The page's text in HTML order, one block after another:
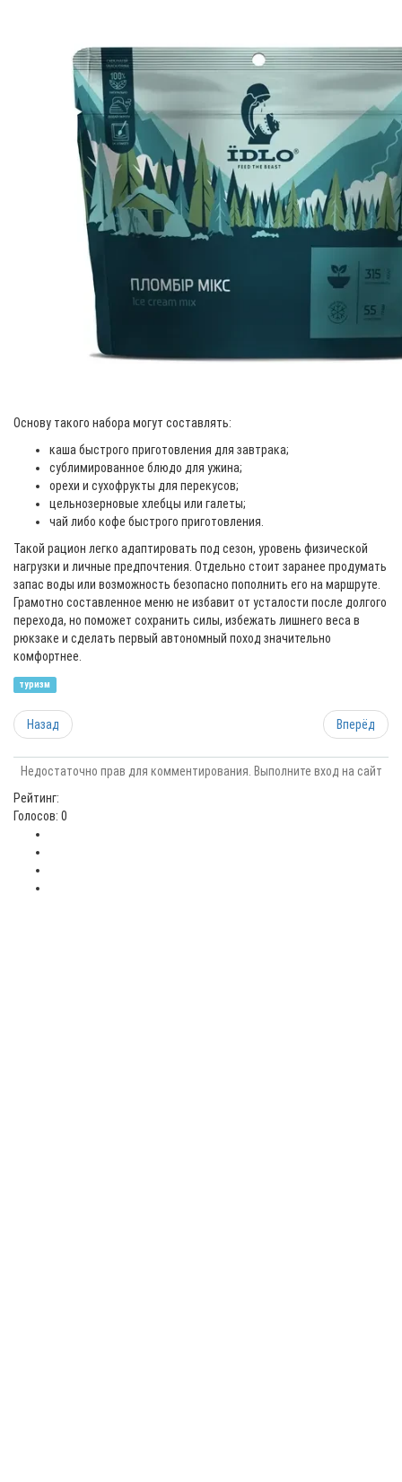
Основу такого набора могут составлять:
каша быстрого приготовления для завтрака;
сублимированное блюдо для ужина;
орехи и сухофрукты для перекусов;
цельнозерновые хлебцы или галеты;
чай либо кофе быстрого приготовления.
Такой рацион легко адаптировать под сезон, уровень физической
нагрузки и личные предпочтения. Отдельно стоит заранее продумать
запас воды или возможность безопасно пополнить его на маршруте.
Грамотно составленное меню не избавит от усталости после долгого
перехода, но поможет сохранить силы, избежать лишнего веса в
рюкзаке и сделать первый автономный поход значительно
комфортнее.
туризм
Назад Вперёд
Недостаточно прав для комментирования. Выполните вход на сайт
Рейтинг:
Голосов: 0